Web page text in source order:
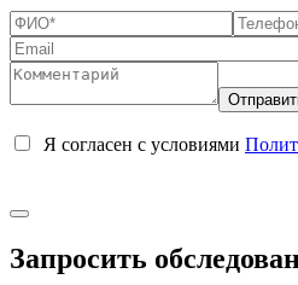
Я согласен с условиями
Запросить